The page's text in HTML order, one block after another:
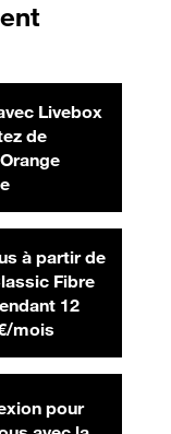
Livebox
de
mois
à partir de
Fibre
€ par mois
12
mois42,99 € par
pour